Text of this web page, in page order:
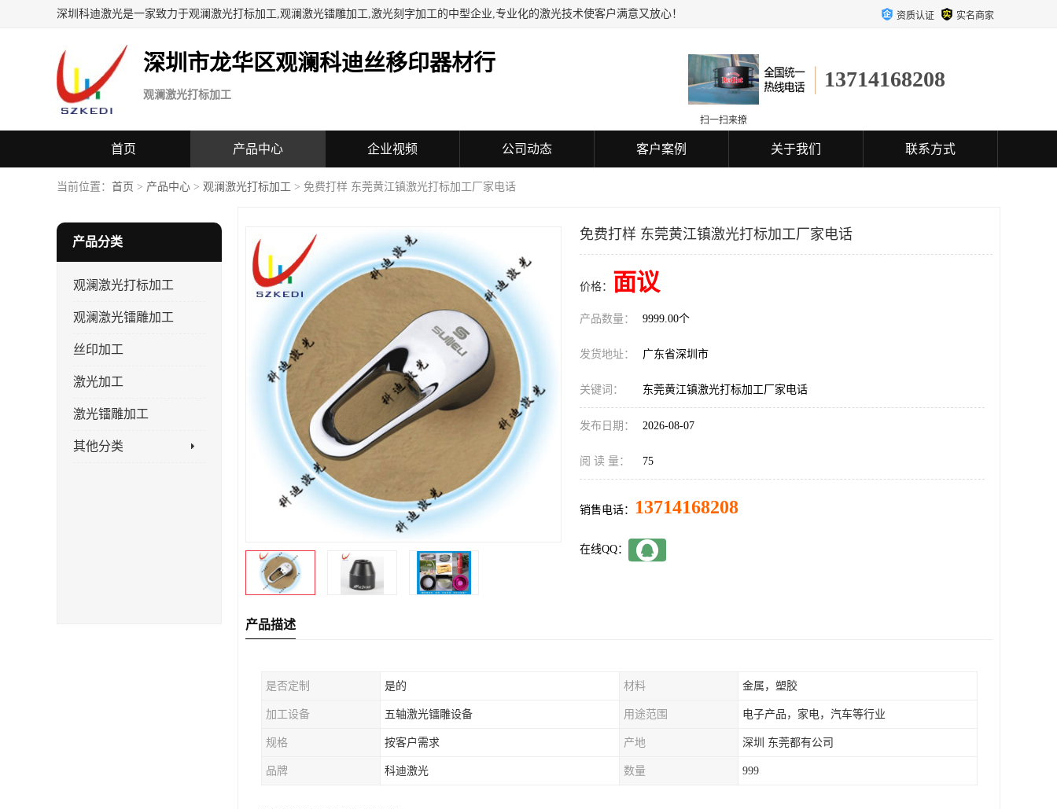
深圳科迪激光是一家致力于观澜激光打标加工,观澜激光镭雕加工,激光刻字加工的中型企业,专业化的激光技术使客户满意又放心！ 资质认证 实名商家
深圳市龙华区观澜科迪丝移印器材行
观澜激光打标加工
13714168208
扫一扫来撩
首页 产品中心 企业视频 公司动态 客户案例 关于我们 联系方式
当前位置： 首页 > 产品中心 > 观澜激光打标加工 > 免费打样 东莞黄江镇激光打标加工厂家电话
产品分类
观澜激光打标加工
观澜激光镭雕加工
丝印加工
激光加工
激光镭雕加工
其他分类
免费打样 东莞黄江镇激光打标加工厂家电话
价格： 面议
产品数量： 9999.00个
发货地址： 广东省深圳市
关键词： 东莞黄江镇激光打标加工厂家电话
发布日期： 2026-08-07
阅 读 量： 75
销售电话： 13714168208
在线QQ：
产品描述
是否定制 是的 材料 金属，塑胶
加工设备 五轴激光镭雕设备 用途范围 电子产品，家电，汽车等行业
规格 按客户需求 产地 深圳 东莞都有公司
品牌 科迪激光 数量 999